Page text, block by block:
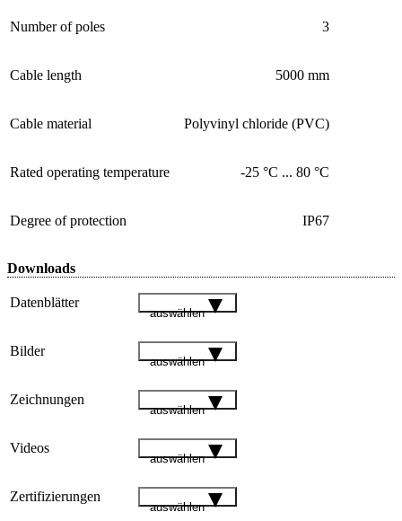
Number of poles 3
Cable length 5000 mm
Cable material Polyvinyl chloride (PVC)
Rated operating temperature -25 °C ... 80 °C
Degree of protection IP67
Downloads
Datenblätter
auswählen
Bilder
auswählen
Zeichnungen
auswählen
Videos
auswählen
Zertifizierungen
auswählen